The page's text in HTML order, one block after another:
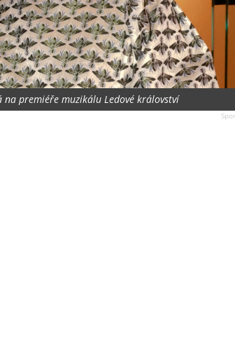
premiéře muzikálu Ledové království